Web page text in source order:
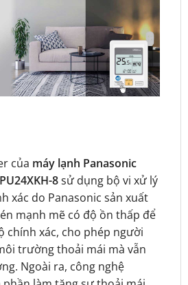
của máy lạnh Panasonic
8sử dụng bộ vi xử lý
xác do Panasonic sản xuất
mạnh mẽ có độ ồn thấp để
chính xác, cho phép người
trường thoải mái mà vẫn
Ngoài ra, công nghệ